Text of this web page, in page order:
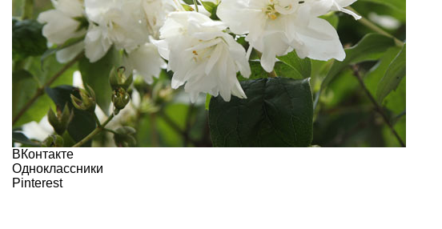
ВКонтакте
Одноклассники
Pinterest